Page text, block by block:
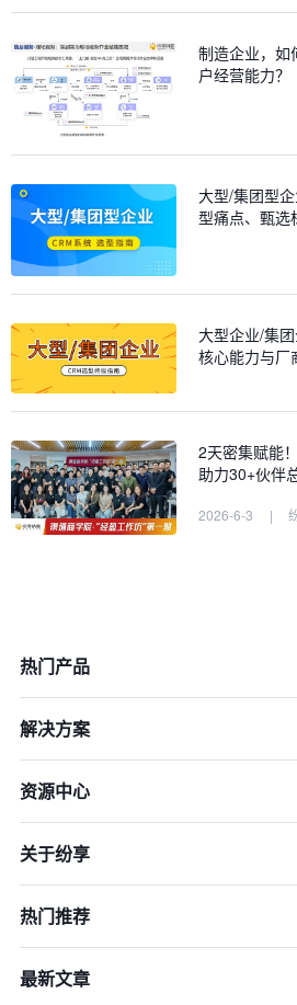
制造企业，如
户经营能力？
大型/集团型
型痛点、甄
大型企业/集
核心能力与厂
2天密集赋能
助力30+伙伴
2026-6-3 |
热门产品
解决方案
资源中心
关于纷享
热门推荐
最新文章